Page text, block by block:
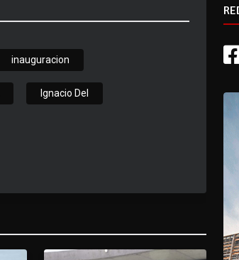
inauguracion
Ignacio Del